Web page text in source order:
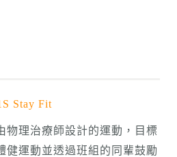
Stay Fit
物理治療師設計的運動，目標
健運動並透過班組的同輩鼓勵